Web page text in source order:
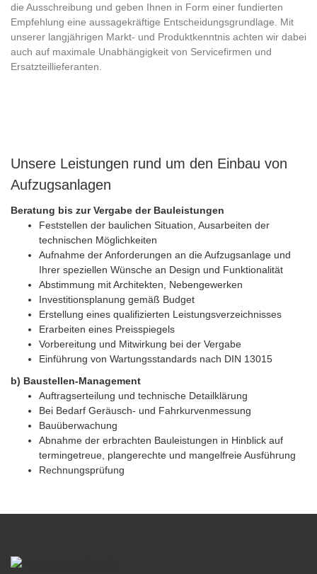
die Ausschreibung und geben Ihnen in Form einer fundierten
Empfehlung eine aussagekräftige Entscheidungsgrundlage. Mit
unserer langjährigen Markt- und Produktkenntnis achten wir dabei
auch auf maximale Unabhängigkeit von Servicefirmen und
Ersatzteillieferanten.
Unsere Leistungen rund um den Einbau von
Aufzugsanlagen
Beratung bis zur Vergabe der Bauleistungen
Feststellen der baulichen Situation, Ausarbeiten der
technischen Möglichkeiten
Aufnahme der Anforderungen an die Aufzugsanlage und
Ihrer speziellen Wünsche an Design und Funktionalität
Abstimmung mit Architekten, Nebengewerken
Investitionsplanung gemäß Budget
Erstellung eines qualifizierten Leistungsverzeichnisses
Erarbeiten eines Preisspiegels
Vorbereitung und Mitwirkung bei der Vergabe
Einführung von Wartungsstandards nach DIN 13015
b) Baustellen-Management
Auftragserteilung und technische Detailklärung
Bei Bedarf Geräusch- und Fahrkurvenmessung
Bauüberwachung
Abnahme der erbrachten Bauleistungen in Hinblick auf
termingetreue, plangerechte und mangelfreie Ausführung
Rechnungsprüfung